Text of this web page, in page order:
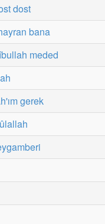
dost
bana
meded
gerek